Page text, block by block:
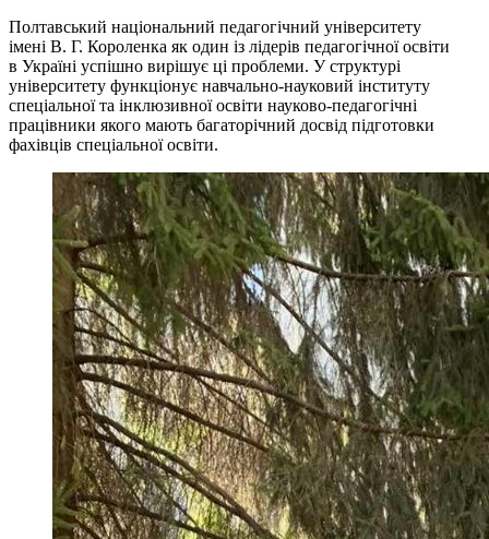
Полтавський національний педагогічний університету
імені В. Г. Короленка як один із лідерів педагогічної освіти
в Україні успішно вирішує ці проблеми. У структурі
університету функціонує навчально-науковий інституту
спеціальної та інклюзивної освіти науково-педагогічні
працівники якого мають багаторічний досвід підготовки
фахівців спеціальної освіти.